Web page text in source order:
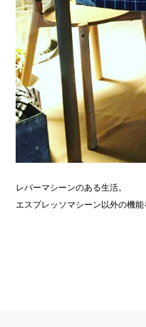
レバーマシーンのある生活。
エスプレッソマシーン以外の機